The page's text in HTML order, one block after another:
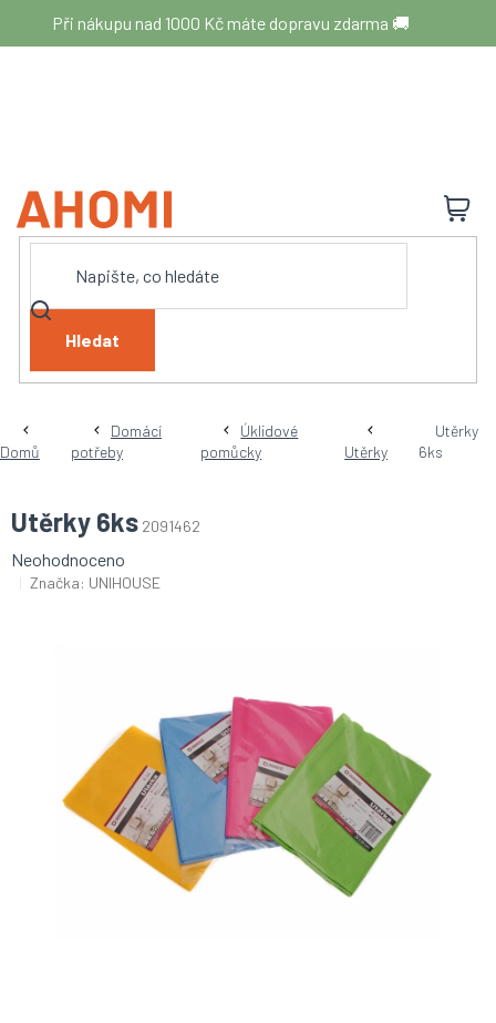
obsah
Při nákupu nad 1000 Kč máte dopravu zdarma 🚚
Hledat
Domů
Domácí
potřeby
Úklidové
pomůcky
Utěrky
Utěrky
6ks
Utěrky 6ks 2091462
Průměrné
hodnocení
Neohodnoceno
Značka: UNIHOUSE